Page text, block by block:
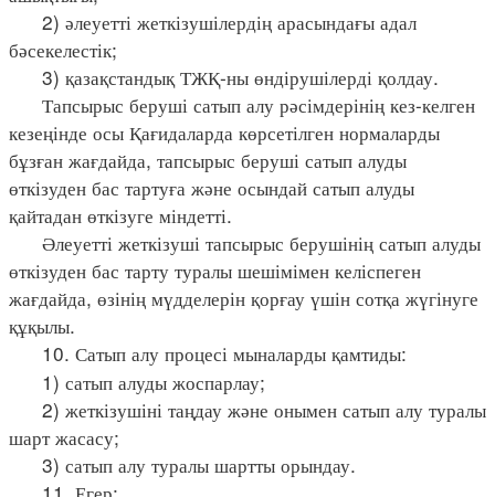
2) әлеуетті жеткізушілердің арасындағы адал
бәсекелестік;
3) қазақстандық ТЖҚ-ны өндірушілерді қолдау.
Тапсырыс беруші сатып алу рәсімдерінің кез-келген
кезеңінде осы Қағидаларда көрсетілген нормаларды
бұзған жағдайда, тапсырыс беруші сатып алуды
өткізуден бас тартуға және осындай сатып алуды
қайтадан өткізуге міндетті.
Әлеуетті жеткізуші тапсырыс берушінің сатып алуды
өткізуден бас тарту туралы шешімімен келіспеген
жағдайда, өзінің мүдделерін қорғау үшін сотқа жүгінуге
құқылы.
10. Сатып алу процесі мыналарды қамтиды:
1) сатып алуды жоспарлау;
2) жеткізушіні таңдау және онымен сатып алу туралы
шарт жасасу;
3) сатып алу туралы шартты орындау.